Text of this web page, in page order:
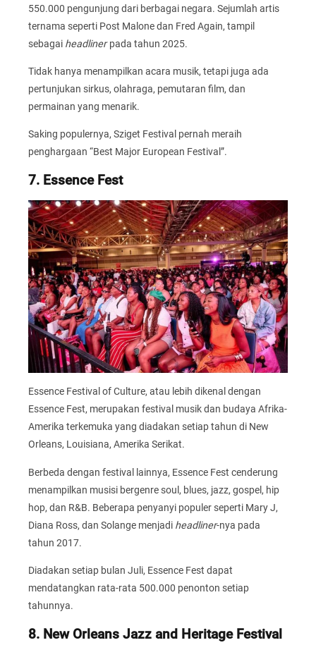
550.000 pengunjung dari berbagai negara. Sejumlah artis
ternama seperti Post Malone dan Fred Again, tampil
sebagai headlinerpada tahun 2025.
Tidak hanya menampilkan acara musik, tetapi juga ada
pertunjukan sirkus, olahraga, pemutaran film, dan
permainan yang menarik.
Saking populernya, Sziget Festival pernah meraih
penghargaan “Best Major European Festival”.
7. Essence Fest
Essence Festival of Culture, atau lebih dikenal dengan
Essence Fest, merupakan festival musik dan budaya Afrika-
Amerika terkemuka yang diadakan setiap tahun di New
Orleans, Louisiana, Amerika Serikat.
Berbeda dengan festival lainnya, Essence Fest cenderung
menampilkan musisi bergenre soul, blues, jazz, gospel, hip
hop, dan R&B. Beberapa penyanyi populer seperti Mary J,
Diana Ross, dan Solange menjadi headliner-nya pada
tahun 2017.
Diadakan setiap bulan Juli, Essence Fest dapat
mendatangkan rata-rata 500.000 penonton setiap
tahunnya.
8. New Orleans Jazz and Heritage Festival